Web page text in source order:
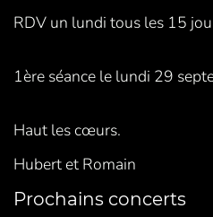
RDV un lundi tous les 15
1ère séance le lundi 29
Haut les cœurs.
Hubert et Romain
Prochains concerts